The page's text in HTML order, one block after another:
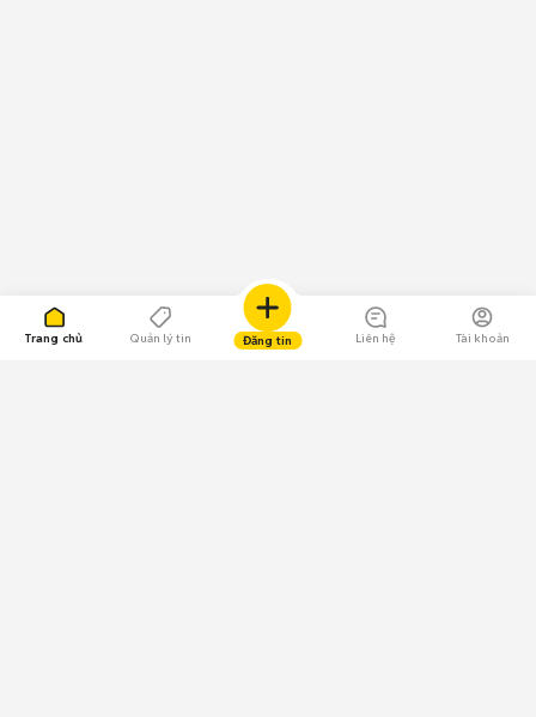
Trang chủ Quản lý tin Đăng tin Liên hệ Tài khoản